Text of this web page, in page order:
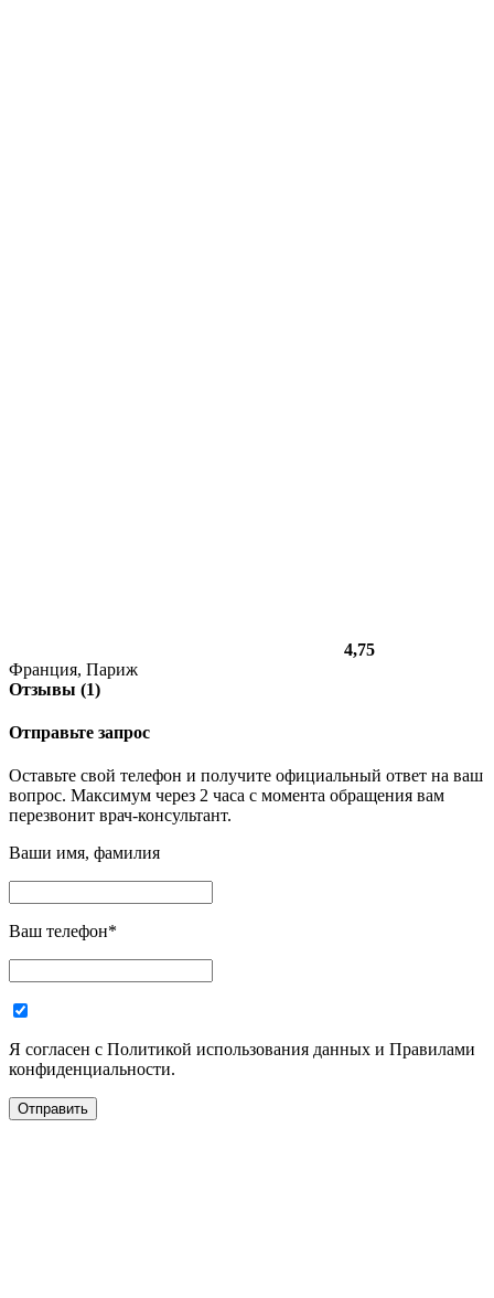
4,75
Франция, Париж
Отзывы (1)
Отправьте запрос
Оставьте свой телефон и получите официальный ответ на ваш
вопрос. Максимум через 2 часа с момента обращения вам
перезвонит врач-консультант.
Ваши имя, фамилия
Ваш телефон*
Я согласен с Политикой использования данных и Правилами
конфиденциальности.